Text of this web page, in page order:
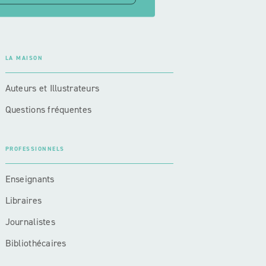
LA MAISON
Auteurs et Illustrateurs
Questions fréquentes
PROFESSIONNELS
Enseignants
Libraires
Journalistes
Bibliothécaires